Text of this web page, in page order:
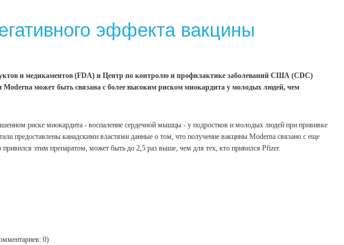
эффекта вакцины
и медикаментов (FDA) и Центр по контролю и профилактике заболеваний США (СDC)
может быть связана с более высоким риском миокардита у молодых людей, чем
риске миокардита - воспаление сердечной мышцы - у подростков и молодых людей при прививке
предоставлены канадскими властями данные о том, что получение вакцины Moderna связано с еще
этим препаратом, может быть до 2,5 раз выше, чем для тех, кто привился Pfizer.
0)